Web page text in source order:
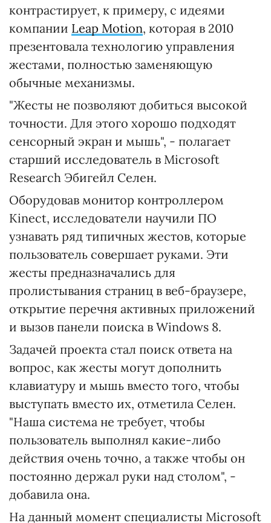
контрастирует, к примеру, с идеями
компании Leap Motion, которая в 2010
презентовала технологию управления
жестами, полностью заменяющую
обычные механизмы.
"Жесты не позволяют добиться высокой
точности. Для этого хорошо подходят
сенсорный экран и мышь", - полагает
старший исследователь в Microsoft
Research Эбигейл Селен.
Оборудовав монитор контроллером
Kinect, исследователи научили ПО
узнавать ряд типичных жестов, которые
пользователь совершает руками. Эти
жесты предназначались для
пролистывания страниц в веб-браузере,
открытие перечня активных приложений
и вызов панели поиска в Windows 8.
Задачей проекта стал поиск ответа на
вопрос, как жесты могут дополнить
клавиатуру и мышь вместо того, чтобы
выступать вместо их, отметила Селен.
"Наша система не требует, чтобы
пользователь выполнял какие-либо
действия очень точно, а также чтобы он
постоянно держал руки над столом", -
добавила она.
На данный момент специалисты Microsoft